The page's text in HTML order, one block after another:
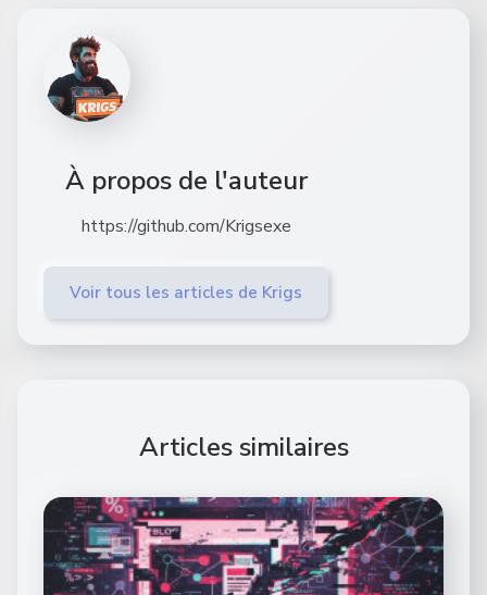
À propos de l'auteur
https://github.com/Krigsexe
Voir tous les articles de Krigs
Articles similaires